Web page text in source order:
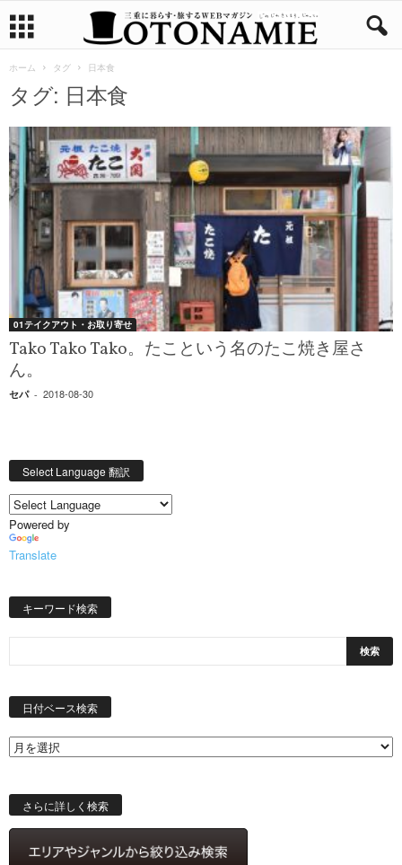
ホーム タグ 日本食
タグ: 日本食
01テイクアウト・お取り寄せ
Tako Tako Tako。たこという名のたこ焼き屋さ
ん。
セパ - 2018-08-30
Select Language 翻訳
Powered by
Translate
キーワード検索
日付ベース検索
さらに詳しく検索